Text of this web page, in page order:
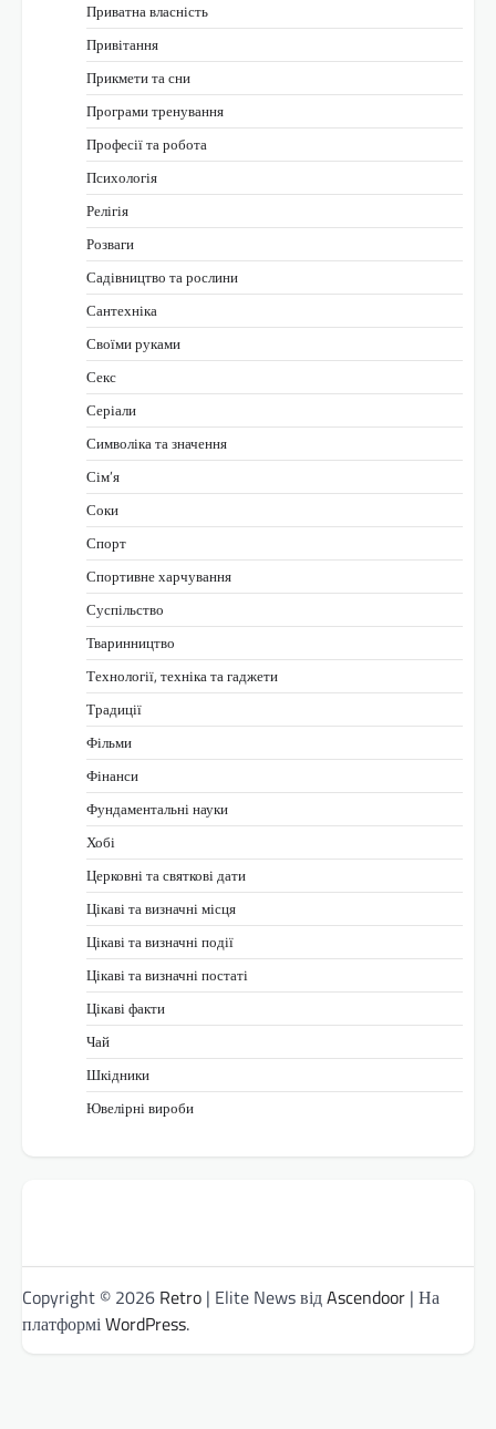
Приватна власність
Привітання
Прикмети та сни
Програми тренування
Професії та робота
Психологія
Релігія
Розваги
Садівництво та рослини
Сантехніка
Своїми руками
Секс
Серіали
Символіка та значення
Сім’я
Соки
Спорт
Спортивне харчування
Суспільство
Тваринництво
Технології, техніка та гаджети
Традиції
Фільми
Фінанси
Фундаментальні науки
Хобі
Церковні та святкові дати
Цікаві та визначні місця
Цікаві та визначні події
Цікаві та визначні постаті
Цікаві факти
Чай
Шкідники
Ювелірні вироби
Copyright © 2026 Retro | Elite News відAscendoor | На
платформіWordPress.